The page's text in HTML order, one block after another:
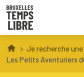
Infos
Je recherche
Les Petits Aventuriers